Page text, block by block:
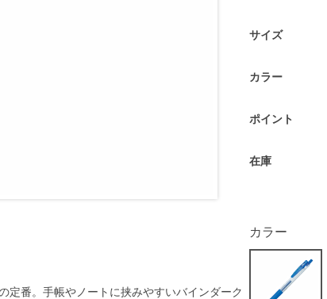
定番。手帳やノートに挟みやすいバインダーク
サイズ
カラー
ポイント
在庫
カラー